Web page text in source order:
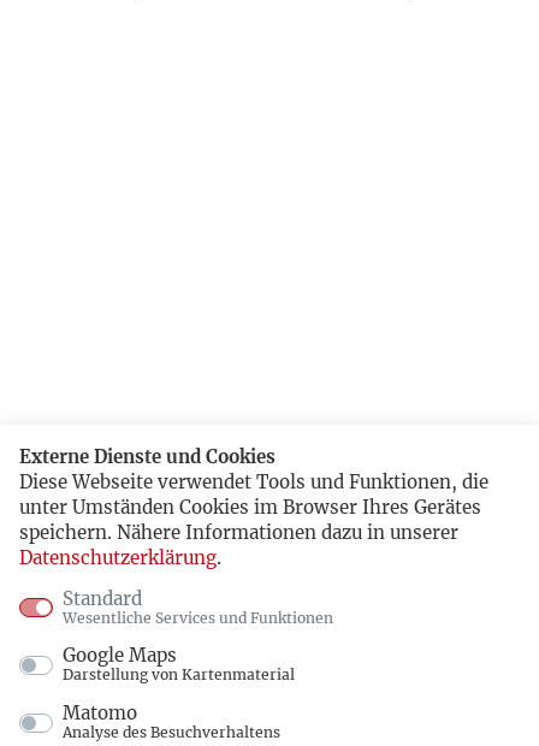
Externe Dienste und Cookies
Diese Webseite verwendet Tools und Funktionen, die
unter Umständen Cookies im Browser Ihres Gerätes
speichern. Nähere Informationen dazu in unserer
Datenschutzerklärung.
Standard
Wesentliche Services und Funktionen
Google Maps
Darstellung von Kartenmaterial
Matomo
Analyse des Besuchverhaltens